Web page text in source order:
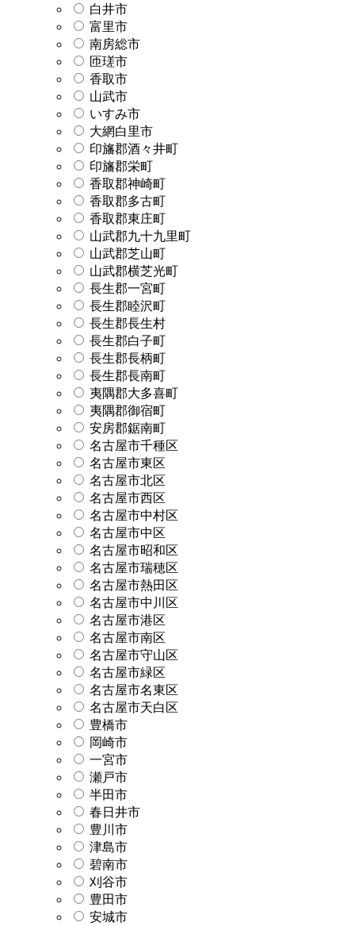
白井市
富里市
南房総市
匝瑳市
香取市
山武市
いすみ市
大網白里市
印旛郡酒々井町
印旛郡栄町
香取郡神崎町
香取郡多古町
香取郡東庄町
山武郡九十九里町
山武郡芝山町
山武郡横芝光町
長生郡一宮町
長生郡睦沢町
長生郡長生村
長生郡白子町
長生郡長柄町
長生郡長南町
夷隅郡大多喜町
夷隅郡御宿町
安房郡鋸南町
名古屋市千種区
名古屋市東区
名古屋市北区
名古屋市西区
名古屋市中村区
名古屋市中区
名古屋市昭和区
名古屋市瑞穂区
名古屋市熱田区
名古屋市中川区
名古屋市港区
名古屋市南区
名古屋市守山区
名古屋市緑区
名古屋市名東区
名古屋市天白区
豊橋市
岡崎市
一宮市
瀬戸市
半田市
春日井市
豊川市
津島市
碧南市
刈谷市
豊田市
安城市